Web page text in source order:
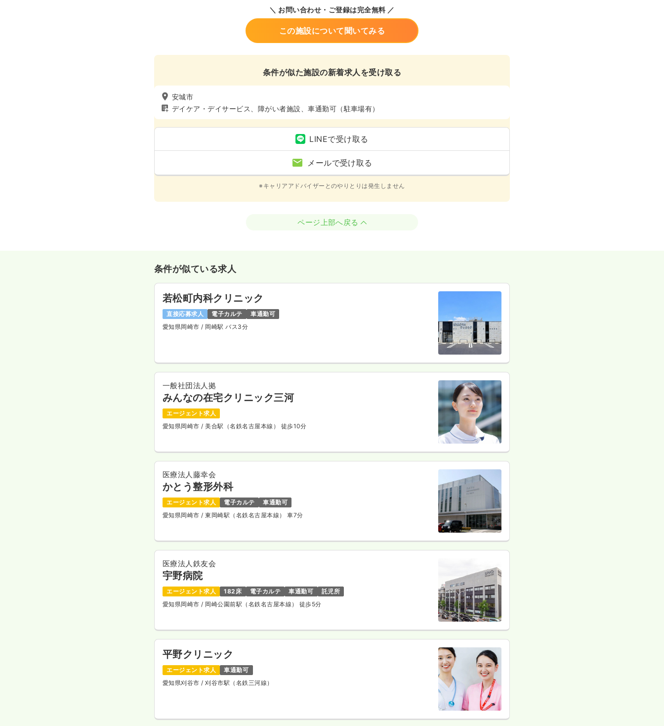
＼ お問い合わせ・ご登録は完全無料 ／
この施設について聞いてみる
条件が似た施設の新着求人を受け取る
安城市
デイケア・デイサービス、障がい者施設、車通勤可（駐車場有）
LINEで受け取る
メールで受け取る
※キャリアアドバイザーとのやりとりは発生しません
ページ上部へ戻る
条件が似ている求人
若松町内科クリニック
直接応募求人 電子カルテ
車通勤可
愛知県岡崎市/ 岡崎駅 バス3分
一般社団法人拠
みんなの在宅クリニック三河
エージェント求人
愛知県岡崎市/ 美合駅（名鉄名古屋本線） 徒歩10分
医療法人藤幸会
かとう整形外科
エージェント求人 電子カルテ
車通勤可
愛知県岡崎市/ 東岡崎駅（名鉄名古屋本線） 車7分
医療法人鉄友会
宇野病院
エージェント求人 182床 電子カルテ 車通勤可
託児所
愛知県岡崎市/ 岡崎公園前駅（名鉄名古屋本線） 徒歩5分
平野クリニック
エージェント求人
車通勤可
愛知県刈谷市/ 刈谷市駅（名鉄三河線）